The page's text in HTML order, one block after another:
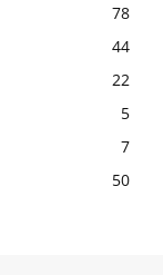
78
44
22
5
7
50